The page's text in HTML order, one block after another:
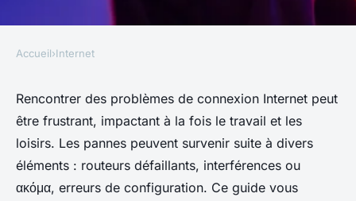
Comment résoudre des
problèmes de connexion
Internet ?
Lucas• 9 octobre 2024•7 min de lecture
Accueil›Internet
Rencontrer des problèmes de connexion Internet peut
être frustrant, impactant à la fois le travail et les
loisirs. Les pannes peuvent survenir suite à divers
éléments : routeurs défaillants, interférences ou
ακόμα, erreurs de configuration. Ce guide vous